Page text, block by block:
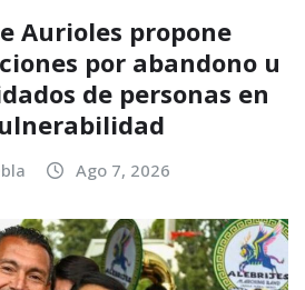
Aurioles propone
por abandono u
de personas en
Ago 7, 2026